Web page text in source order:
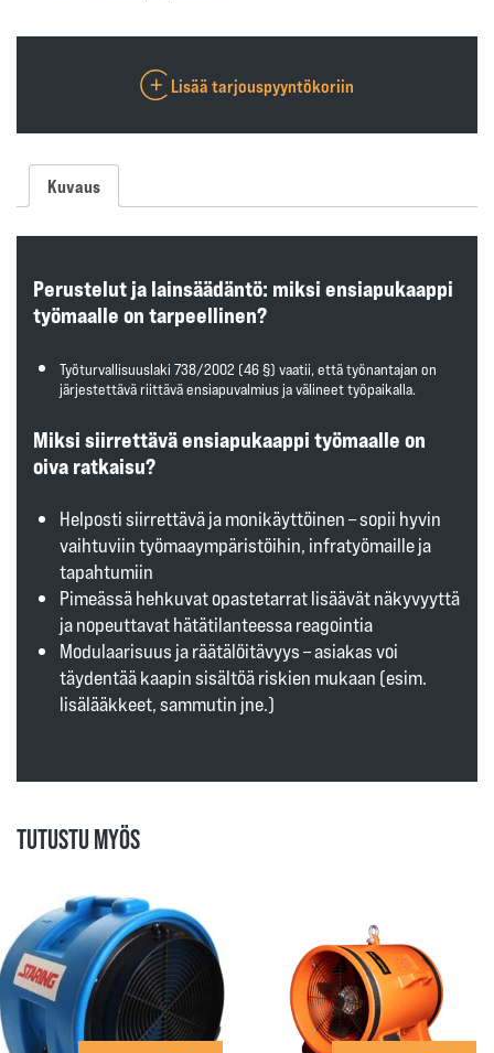
Lisää tarjouspyyntökoriin
Kuvaus
Perustelut ja lainsäädäntö: miksi ensi­apukaappi
työmaalle on tarpeellinen?
Työturvallisuuslaki 738/2002 (46 §) vaatii, että työnantajan on
järjestettävä riittävä ensiapuvalmius ja välineet työpaikalla.
Miksi siirrettävä ensiapukaappi työmaalle on
oiva ratkaisu?
Helposti siirrettävä ja monikäyttöinen– sopii hyvin
vaihtuviin työmaaympäristöihin, infratyömaille ja
tapahtumiin
Pimeässä hehkuvat opastetarratlisäävät näkyvyyttä
ja nopeuttavat hätätilanteessa reagointia
Modulaarisuus ja räätälöitävyys– asiakas voi
täydentää kaapin sisältöä riskien mukaan (esim.
lisälääkkeet, sammutin jne.)
TUTUSTU MYÖS